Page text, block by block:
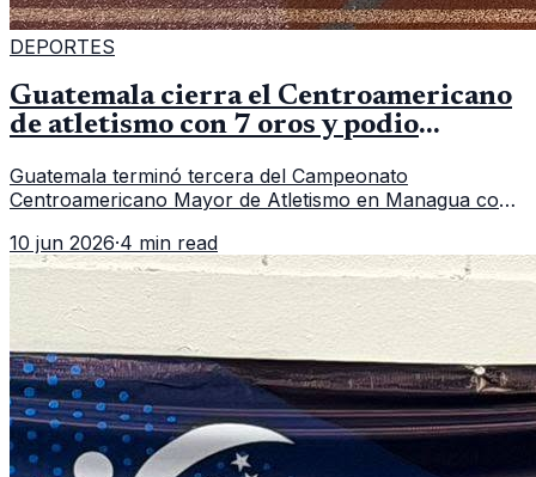
DEPORTES
Guatemala cierra el Centroamericano
de atletismo con 7 oros y podio
Guatemala terminó tercera del Campeonato
Centroamericano Mayor de Atletismo en Managua con
de CDAG.
10 jun 2026·4 min read